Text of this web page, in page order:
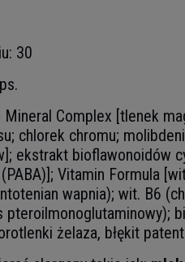
30
Mineral Complex [tlenek
chlorek chromu;
ekstrakt bioflawonoidów
Vitamin Formula
wapnia); wit. B6
żelaza, błękit